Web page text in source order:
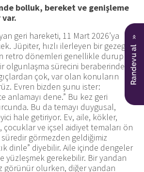
bolluk, bereket ve genişleme
geri hareketi, 11 Mart 2026’ya
Jüpiter, hızlı ilerleyen bir gezegen
retro dönemleri genellikle durup
olgunlaşma sürecini beraberinde
çok, var olan konuların
Evren bizden şunu ister:
anlamayı dene.” Bu kez geri
Bu da temayı duygusal,
hale getiriyor. Ev, aile, kökler,
ve içsel aidiyet temaları ön
görmezden geldiğimiz
dinle” diyebilir. Aile içinde dengeler
yüzleşmek gerekebilir. Bir yandan
görünür olurken, diğer yandan